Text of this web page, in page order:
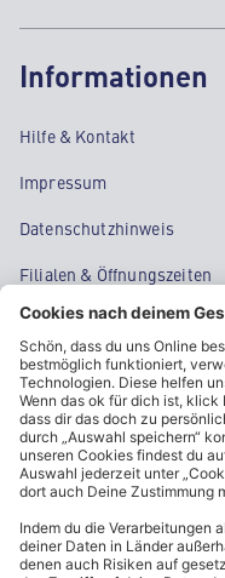
Informationen
Hilfe & Kontakt
Impressum
Datenschutzhinweis
Filialen & Öffnungszeiten
Kontakt
Cookie-Einstellungen
Kundeninformationen
ALDI Nord